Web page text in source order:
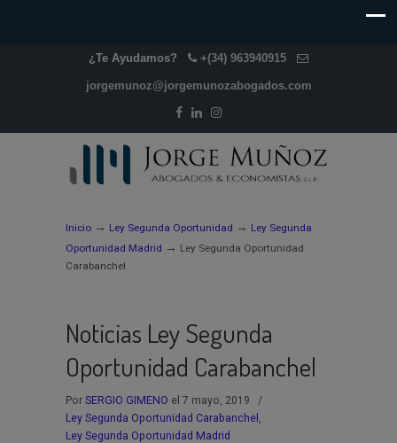
¿Te Ayudamos? +(34) 963940915
jorgemunoz@jorgemunozabogados.com
Inicio → Ley Segunda Oportunidad → Ley Segunda
Oportunidad Madrid → Ley Segunda Oportunidad
Carabanchel
Noticias Ley Segunda
Oportunidad Carabanchel
Por SERGIO GIMENO el 7 mayo, 2019
/
Ley Segunda Oportunidad Carabanchel ,
Ley Segunda Oportunidad Madrid